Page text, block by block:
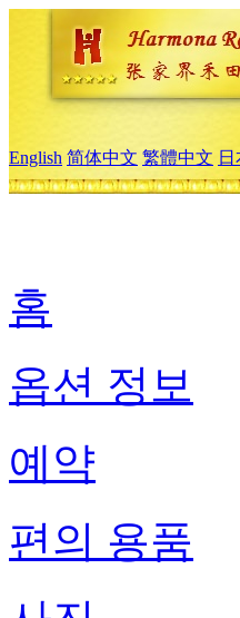
English 简体中文 繁體中文
홈
옵션 정보
예약
편의 용품